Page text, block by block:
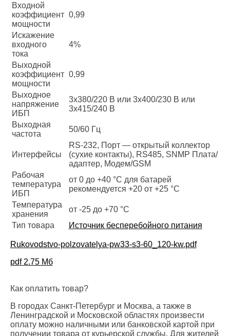
Входной
коэффициент
мощности
0,99
Искажение
входного
тока
4%
Выходной
коэффициент
мощности
0,99
Выходное
напряжение
ИБП
3x380/220 В или 3x400/230 В или
3x415/240 В
Выходная
частота
50/60 Гц
Интерфейсы
RS-232, Порт — открытый коллектор
(сухие контакты), RS485, SNMP Плата/
адаптер, Модем/GSM
Рабочая
температура
ИБП
от 0 до +40 °С для батарей
рекомендуется +20 от +25 °С
Температура
хранения
от -25 до +70 °С
Тип товара
Источник бесперебойного питания
Rukovodstvo-polzovatelya-pw33-s3-60_120-kw.pdf
pdf 2.75 Мб
Как оплатить товар?
В городах Санкт-Петербург и Москва, а также в
Ленинградской и Московской областях произвести
оплату можно наличными или банковской картой при
получении товара от курьерской службы. Для жителей